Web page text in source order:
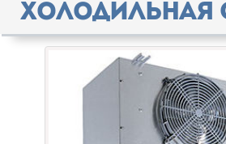
Холодильная